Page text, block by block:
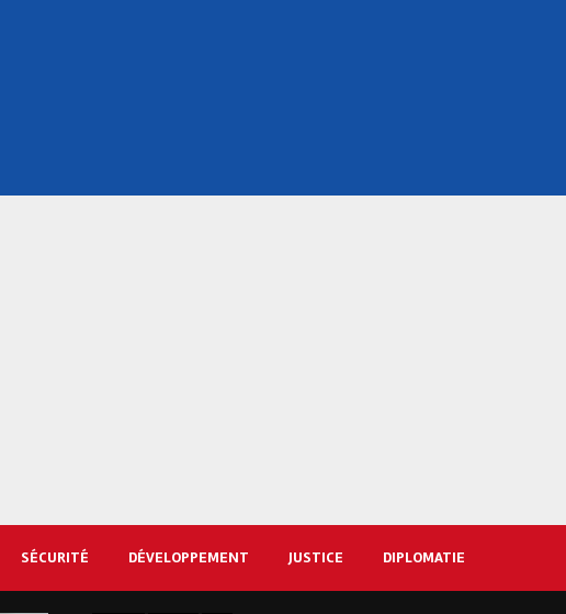
SÉCURITÉ DÉVELOPPEMENT JUSTICE DIPLOMATIE